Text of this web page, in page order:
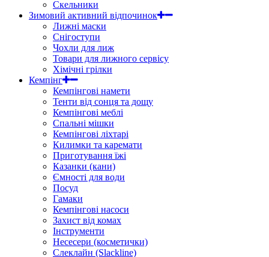
Скельники
Зимовий активний відпочинок
Лижні маски
Снігоступи
Чохли для лиж
Товари для лижного сервісу
Хімічні грілки
Кемпінг
Кемпінгові намети
Тенти від сонця та дощу
Кемпінгові меблі
Спальні мішки
Кемпінгові ліхтарі
Килимки та каремати
Приготування їжі
Казанки (кани)
Ємності для води
Посуд
Гамаки
Кемпінгові насоси
Захист від комах
Інструменти
Несесери (косметички)
Слеклайн (Slackline)